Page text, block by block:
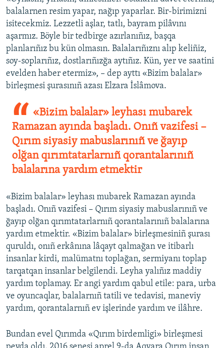
balalarnen resim yapar, nağıp yaparlar. Bir-birimizni
isitecekmiz. Lezzetli aşlar, tatlı, bayram pilâvını
aşarmız. Böyle bir tedbirge azırlanıñız, başqa
planlarıñız bu kün olmasın. Balalarıñıznı alıp keliñiz,
soy-soplarıñız, dostlarıñızğa aytıñız. Kün, yer ve saatini
evelden haber etermiz», – dep ayttı «Bizim balalar»
birleşmesi şurasınıñ azası Elzara İslâmova.
«Bizim balalar» leyhası mubarek
Ramazan ayında başladı. Onıñ vazifesi –
Qırım siyasiy mabuslarınıñ ve ğayıp
olğan qırımtatarlarnıñ qorantalarınıñ
balalarına yardım etmektir
«Bizim balalar» leyhası mubarek Ramazan ayında
başladı. Onıñ vazifesi – Qırım siyasiy mabuslarınıñ ve
ğayıp olğan qırımtatarlarnıñ qorantalarınıñ balalarına
yardım etmektir. «Bizim balalar» birleşmesiniñ şurası
quruldı, onıñ erkânına lâqayt qalmağan ve itibarlı
insanlar kirdi, malümatnı toplağan, sermiyanı toplap
tarqatqan insanlar belgilendi. Leyha yalıñız maddiy
yardım toplamay. Er angi yardım qabul etile: para, urba
ve oyuncaqlar, balalarnıñ tatili ve tedavisi, maneviy
yardım, qorantalarnıñ ev işlerinde yardım ve ilâhre.
Bundan evel Qırımda «Qırım birdemligi» birleşmesi